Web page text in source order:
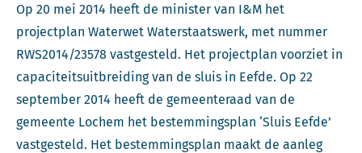
Op 20 mei 2014 heeft de minister van I&M het
projectplan Waterwet Waterstaatswerk, met nummer
RWS2014/23578 vastgesteld. Het projectplan voorziet in
capaciteitsuitbreiding van de sluis in Eefde. Op 22
september 2014 heeft de gemeenteraad van de
gemeente Lochem het bestemmingsplan ‘Sluis Eefde’
vastgesteld. Het bestemmingsplan maakt de aanleg